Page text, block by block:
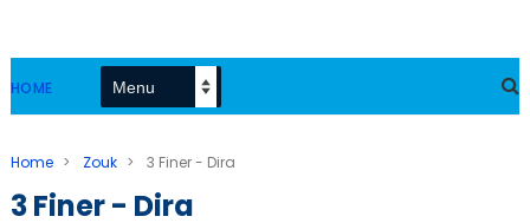
HOME
Home > Zouk > 3 Finer - Dira
3 Finer - Dira